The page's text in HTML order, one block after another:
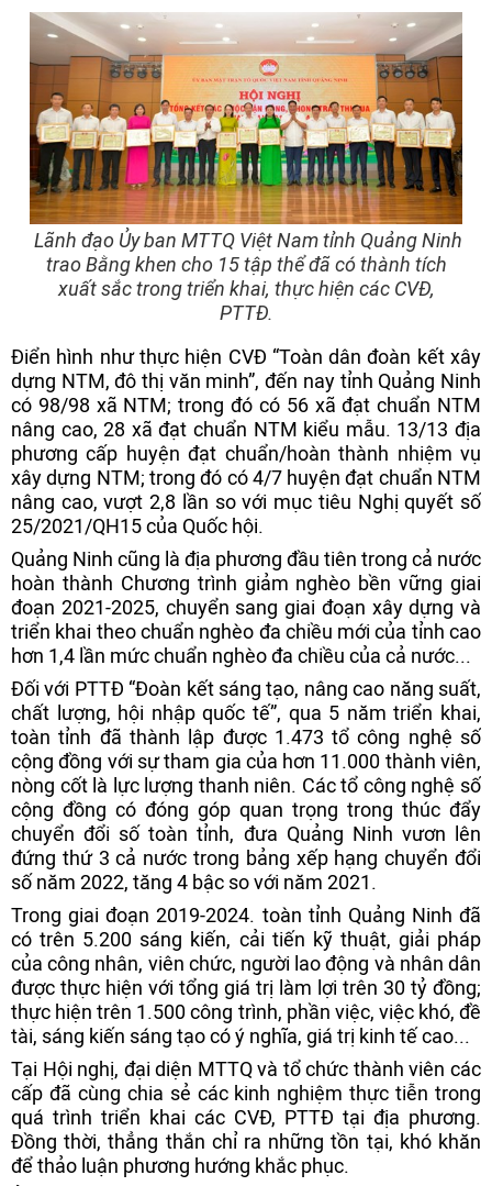
Lãnh đạo Ủy ban MTTQ Việt Nam tỉnh Quảng Ninh
trao Bằng khen cho 15 tập thể đã có thành tích
xuất sắc trong triển khai, thực hiện các CVĐ,
PTTĐ.
Điển hình như thực hiện CVĐ “Toàn dân đoàn kết xây
dựng NTM, đô thị văn minh”, đến nay tỉnh Quảng Ninh
có 98/98 xã NTM; trong đó có 56 xã đạt chuẩn NTM
nâng cao, 28 xã đạt chuẩn NTM kiểu mẫu. 13/13 địa
phương cấp huyện đạt chuẩn/hoàn thành nhiệm vụ
xây dựng NTM; trong đó có 4/7 huyện đạt chuẩn NTM
nâng cao, vượt 2,8 lần so với mục tiêu Nghị quyết số
25/2021/QH15 của Quốc hội.
Quảng Ninh cũng là địa phương đầu tiên trong cả nước
hoàn thành Chương trình giảm nghèo bền vững giai
đoạn 2021-2025, chuyển sang giai đoạn xây dựng và
triển khai theo chuẩn nghèo đa chiều mới của tỉnh cao
hơn 1,4 lần mức chuẩn nghèo đa chiều của cả nước...
Đối với PTTĐ “Đoàn kết sáng tạo, nâng cao năng suất,
chất lượng, hội nhập quốc tế”, qua 5 năm triển khai,
toàn tỉnh đã thành lập được 1.473 tổ công nghệ số
cộng đồng với sự tham gia của hơn 11.000 thành viên,
nòng cốt là lực lượng thanh niên. Các tổ công nghệ số
cộng đồng có đóng góp quan trọng trong thúc đẩy
chuyển đổi số toàn tỉnh, đưa Quảng Ninh vươn lên
đứng thứ 3 cả nước trong bảng xếp hạng chuyển đổi
số năm 2022, tăng 4 bậc so với năm 2021.
Trong giai đoạn 2019-2024. toàn tỉnh Quảng Ninh đã
có trên 5.200 sáng kiến, cải tiến kỹ thuật, giải pháp
của công nhân, viên chức, người lao động và nhân dân
được thực hiện với tổng giá trị làm lợi trên 30 tỷ đồng;
thực hiện trên 1.500 công trình, phần việc, việc khó, đề
tài, sáng kiến sáng tạo có ý nghĩa, giá trị kinh tế cao...
Tại Hội nghị, đại diện MTTQ và tổ chức thành viên các
cấp đã cùng chia sẻ các kinh nghiệm thực tiễn trong
quá trình triển khai các CVĐ, PTTĐ tại địa phương.
Đồng thời, thẳng thắn chỉ ra những tồn tại, khó khăn
để thảo luận phương hướng khắc phục.